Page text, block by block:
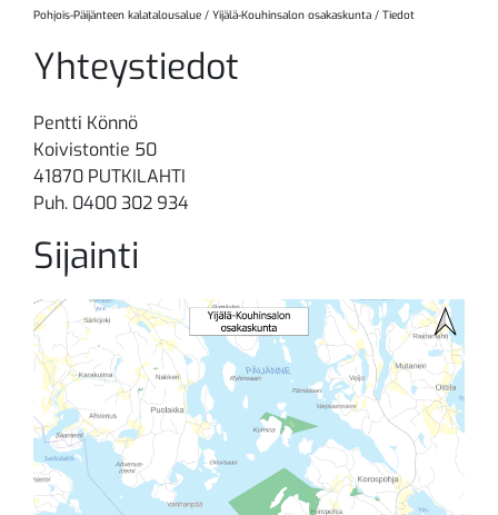
Pohjois-Päijänteen kalatalousalue / Yijälä-Kouhinsalon osakaskunta / Tiedot
Yhteystiedot
Pentti Könnö
Koivistontie 50
41870 PUTKILAHTI
Puh. 0400 302 934
Sijainti